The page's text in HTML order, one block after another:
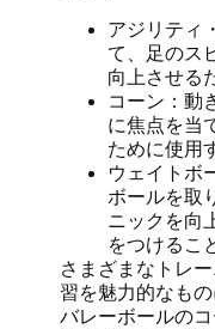
アジリティ
て、足のス
向上させる
コーン：動
に焦点を当
ために使用
ウェイトボ
ボールを取
ニックを向
をつけるこ
さまざまなトレ
習を魅力的なも
バレーボールの